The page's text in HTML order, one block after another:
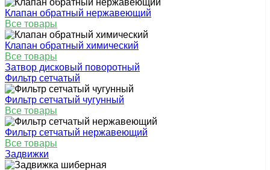
Клапан обратный нержавеющий
Все товары
Клапан обратный химический
Все товары
Затвор дисковый поворотный
Фильтр сетчатый
Фильтр сетчатый чугунный
Все товары
Фильтр сетчатый нержавеющий
Все товары
Задвижки